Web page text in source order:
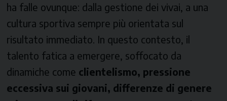
ha falle ovunque: dalla gestione dei vivai, a una
cultura sportiva sempre più orientata sul
risultato immediato. In questo contesto, il
talento fatica a emergere, soffocato da
dinamiche come clientelismo, pressione
eccessiva sui giovani, differenze di genere